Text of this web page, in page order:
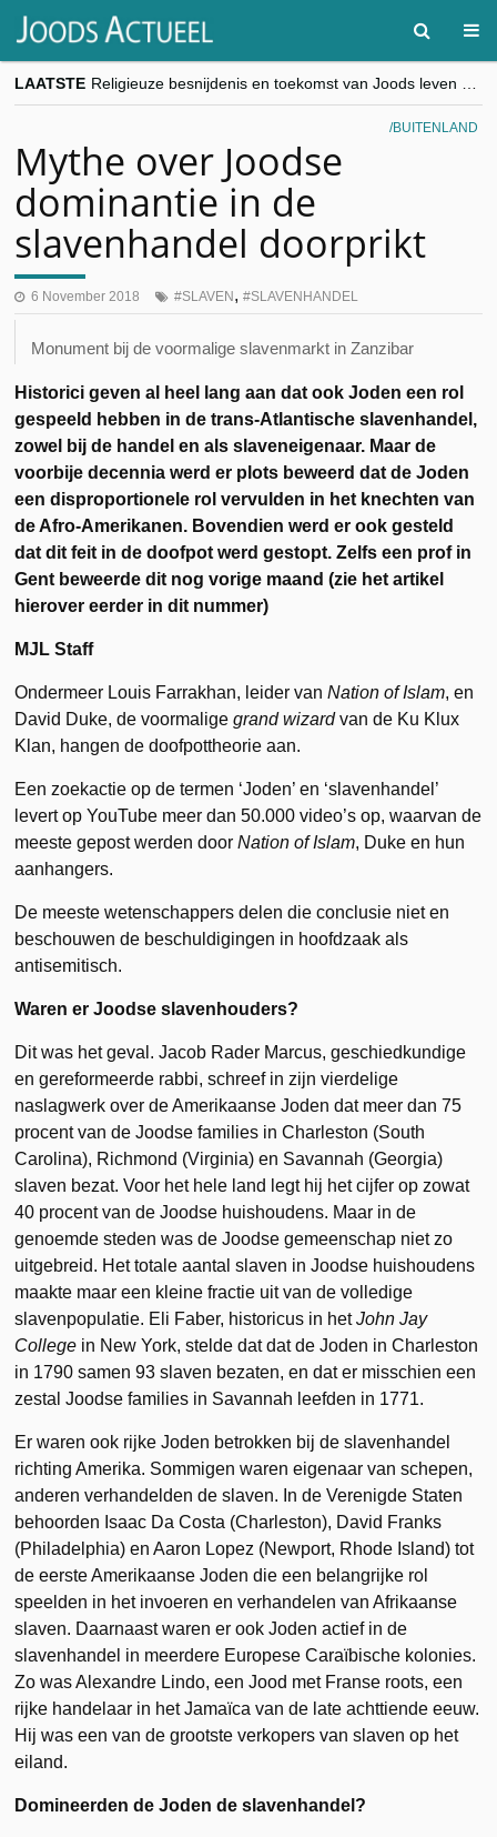
LAATSTE
“Besnijdenisdebat toont hoe moeilijk seculiere Westen minderheden begrijpt”, Jinnih Beels (Vooruit)
CITYTRIP | ROEMENIË – Boekarest: de verrassing van Oost-Europa
BUITENLAND
Mythe over Joodse
dominantie in de
slavenhandel doorprikt
6 November 2018 SLAVEN , SLAVENHANDEL
Monument bij de voormalige slavenmarkt in Zanzibar
Historici geven al heel lang aan dat ook Joden een rol
gespeeld hebben in de trans-Atlantische slavenhandel,
zowel bij de handel en als slaveneigenaar. Maar de
voorbije decennia werd er plots beweerd dat de Joden
een disproportionele rol vervulden in het knechten van
de Afro-Amerikanen. Bovendien werd er ook gesteld
dat dit feit in de doofpot werd gestopt. Zelfs een prof in
Gent beweerde dit nog vorige maand (zie het artikel
hierover eerder in dit nummer)
MJL Staff
Ondermeer Louis Farrakhan, leider vanNation of Islam, en
David Duke, de voormaligegrand wizardvan de Ku Klux
Klan, hangen de doofpottheorie aan.
Een zoekactie op de termen ‘Joden’ en ‘slavenhandel’
levert op YouTube meer dan 50.000 video’s op, waarvan de
meeste gepost werden doorNation of Islam, Duke en hun
aanhangers.
De meeste wetenschappers delen die conclusie niet en
beschouwen de beschuldigingen in hoofdzaak als
antisemitisch.
Waren er Joodse slavenhouders?
Dit was het geval. Jacob Rader Marcus, geschiedkundige
en gereformeerde rabbi, schreef in zijn vierdelige
naslagwerk over de Amerikaanse Joden dat meer dan 75
procent van de Joodse families in Charleston (South
Carolina), Richmond (Virginia) en Savannah (Georgia)
slaven bezat. Voor het hele land legt hij het cijfer op zowat
40 procent van de Joodse huishoudens. Maar in de
genoemde steden was de Joodse gemeenschap niet zo
uitgebreid. Het totale aantal slaven in Joodse huishoudens
maakte maar een kleine fractie uit van de volledige
slavenpopulatie. Eli Faber, historicus in hetJohn Jay
College in New York, stelde dat dat de Joden in Charleston
in 1790 samen 93 slaven bezaten, en dat er misschien een
zestal Joodse families in Savannah leefden in 1771.
Er waren ook rijke Joden betrokken bij de slavenhandel
richting Amerika. Sommigen waren eigenaar van schepen,
anderen verhandelden de slaven. In de Verenigde Staten
behoorden Isaac Da Costa (Charleston), David Franks
(Philadelphia) en Aaron Lopez (Newport, Rhode Island) tot
de eerste Amerikaanse Joden die een belangrijke rol
speelden in het invoeren en verhandelen van Afrikaanse
slaven. Daarnaast waren er ook Joden actief in de
slavenhandel in meerdere Europese Caraïbische kolonies.
Zo was Alexandre Lindo, een Jood met Franse roots, een
rijke handelaar in het Jamaïca van de late achttiende eeuw.
Hij was een van de grootste verkopers van slaven op het
eiland.
Domineerden de Joden de slavenhandel?